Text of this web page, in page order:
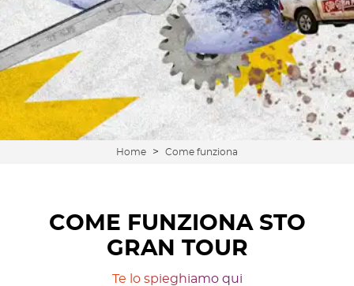
Home > Come funziona
COME FUNZIONA STO
GRAN TOUR
Te lo spieghiamo qui